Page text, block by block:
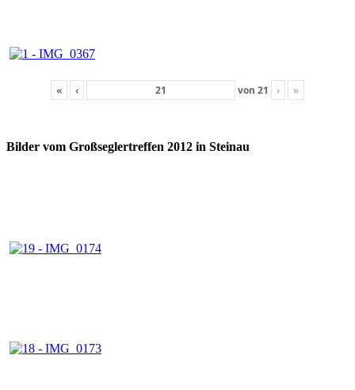
« ‹ von 21 › »
Bilder vom Großseglertreffen 2012 in Steinau